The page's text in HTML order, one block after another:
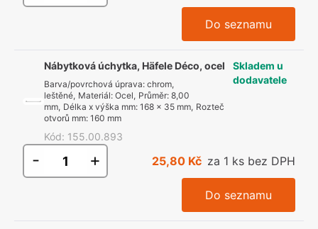
Do seznamu
Nábytková úchytka, Häfele Déco, ocel
Barva/povrchová úprava: chrom,
leštěné, Materiál: Ocel, Průměr: 8,00
mm, Délka x výška mm: 168 x 35 mm, Rozteč
otvorů mm: 160 mm
Kód: 155.00.893
Skladem u
dodavatele
- + 25,80 Kč za 1 ks bez DPH
Do seznamu